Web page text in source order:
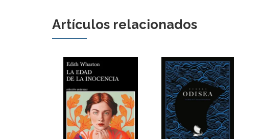
Artículos relacionados